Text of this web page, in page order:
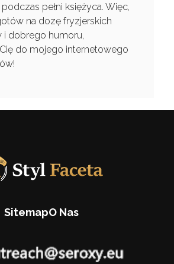
pełni księżyca. Więc,
na dozę fryzjerskich
i dobrego humoru,
do mojego internetowego
SitemapO Nas